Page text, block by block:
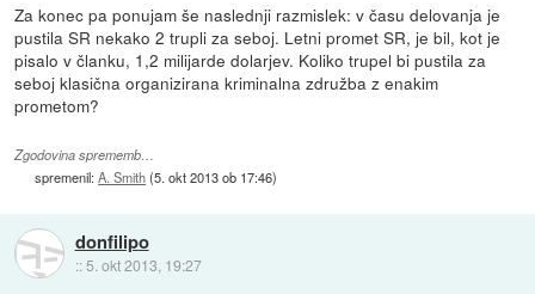
Za konec pa ponujam še naslednji razmislek: v času delovanja je
pustila SR nekako 2 trupli za seboj. Letni promet SR, je bil, kot je
pisalo v članku, 1,2 milijarde dolarjev. Koliko trupel bi pustila za
seboj klasična organizirana kriminalna združba z enakim
prometom?
Zgodovina sprememb…
spremenil:A. Smith(5. okt 2013 ob 17:46)
donfilipo
:: 5. okt 2013, 19:27